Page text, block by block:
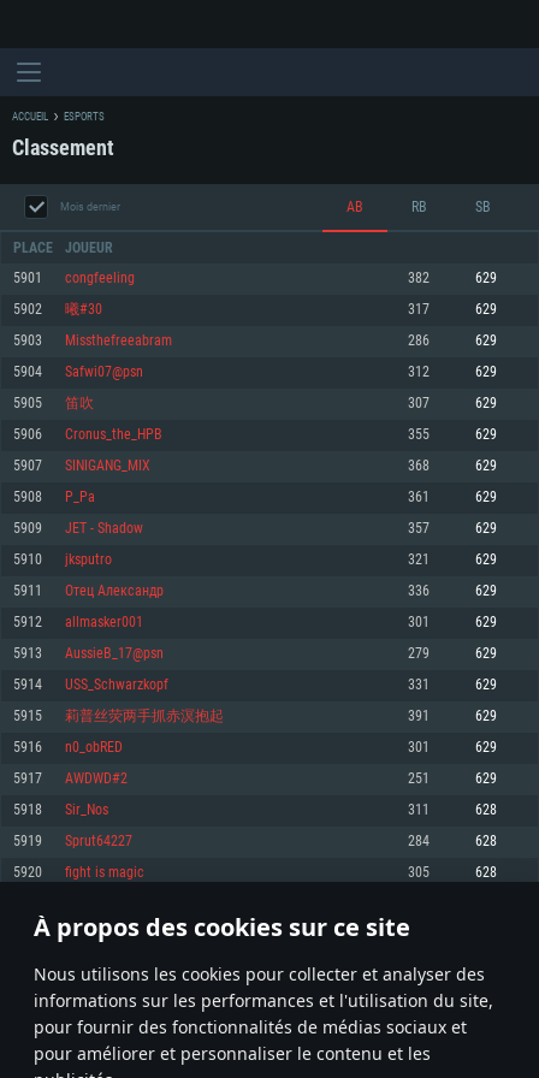
À propos des cookies sur ce site
Nous utilisons les cookies pour collecter et analyser des
informations sur les performances et l'utilisation du site,
pour fournir des fonctionnalités de médias sociaux et
pour améliorer et personnaliser le contenu et les
CONFIGURATION SYSTÈME REQUISE
Pour PC
Minimum
OS: Windows 10 (64 bit)
Processeur: Dual-Core 2.2 GHz
Mémoire: 4 GB
Carte graphique supportant DirectX 11: AMD Radeon 77XX / NVIDIA
GeForce GTX 660. La résolution minimale supportée par le jeu est de 720p
Connection: Connexion Internet à haut débit
Disque dur: 23.1 Go (client minimal)
Recommandée
1060 et plus, Radeon RX 570 et plus.
Disque dur: 75.9 Go (client complet)
Minimum
OS: Mac OS Big Sur 11.0 ou plus récent
Processeur: Core i5, minimum 2.2GHz (Les processeurs Intel Xeon ne sont
pas supportés)
Mémoire: 6 GB
Carte graphique: Intel Iris Pro 5200 (Mac), ou analogue AMD/Nvidia. La
résolution minimale supportée par le jeu est de 720p.
Connection: Connexion Internet à haut débit
Disque dur: 62,2 Go (client minimal)
Recommandée
OS: Mac OS Big Sur 11.0 ou plus récent
Processeur: Core i7 (Les processeurs Intel Xeon ne sont pas supportés)
Mémoire: 8 GB
Carte graphique: Radeon Vega II ou plus avec support de Metal
Disque dur: 62,2 Go (client complet)
Minimum
OS: Les configurations Linux 64 bits les plus modernes
Processeur: Dual-Core 2.4 GHz
Mémoire: 4 GB
Carte graphique: NVIDIA 660 avec les derniers drivers (moins de 6 mois) /
de même pour AMD (La résolution minimale supportée par le jeu est de
720p)
Connection: Connexion Internet à haut débit
Disque dur: 62,2 Go (client minimal)
Recommandée
OS: Ubuntu 20.04 64bit
Processeur: Intel Core i7
Mémoire: 8 GB
Carte graphique: NVIDIA 1060 avec les derniers drivers (moins de 6 mois) /
6 mois et supportant Vulkan
Connection: Connexion Internet à haut débit
Disque dur: 60,2 Go (client complet)
ACCUEIL ESPORTS
Classement
Mois dernier AB RB SB
PLACE JOUEUR
5901 congfeeling 382 629
5902 曦#30 317 629
5903 Missthefreeabram 286 629
5904 Safwi07@psn 312 629
5905 笛吹 307 629
5906 Cronus_the_HPB 355 629
5907 SINIGANG_MIX 368 629
5908 P_Pa 361 629
5909 JET - Shadow 357 629
5910 jksputro 321 629
5911 Oтец Александр 336 629
5912 allmasker001 301 629
5913 AussieB_17@psn 279 629
5914 USS_Schwarzkopf 331 629
5915 莉普丝荧两手抓赤溟抱起 391 629
5916 n0_obRED 301 629
5917 AWDWD#2 251 629
5918 Sir_Nos 311 628
5919 Sprut64227 284 628
5920 fight is magic 305 628
* Classement mis à jour quotidiennement
295 296 297 396